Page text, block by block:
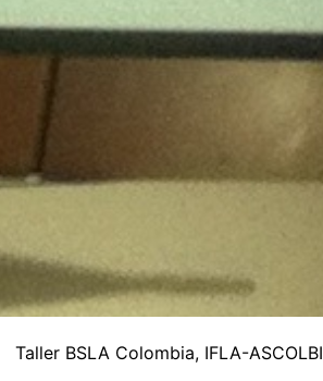
Taller BSLA Colombia, IFLA-ASCOLBI